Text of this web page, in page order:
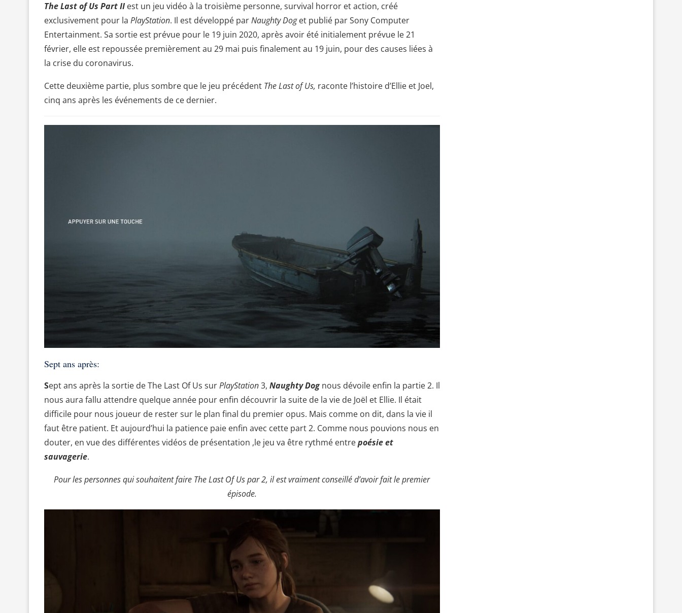
The Last of Us Part IIest un jeu vidéo à la troisième personne, survival horror et action, créé
exclusivement pour la PlayStation. Il est développé parNaughty Doget publié par Sony Computer
Entertainment. Sa sortie est prévue pour le 19 juin 2020, après avoir été initialement prévue le 21
février, elle est repoussée premièrement au 29 mai puis finalement au 19 juin, pour des causes liées à
la crise du coronavirus.
Cette deuxième partie, plus sombre que le jeu précédent The Last of Us, raconte l’histoire d’Ellie et Joel,
cinq ans après les événements de ce dernier.
Sept ans après:
Sept ans après la sortie de The Last Of Us surPlayStation3, Naughty Dog nous dévoile enfin la partie 2. Il
nous aura fallu attendre quelque année pour enfin découvrir la suite de la vie de Joël et Ellie. Il était
difficile pour nous joueur de rester sur le plan final du premier opus. Mais comme on dit, dans la vie il
faut être patient. Et aujourd’hui la patience paie enfin avec cette part 2. Comme nous pouvions nous en
douter, en vue des différentes vidéos de présentation ,le jeu va être rythmé entrepoésie et
sauvagerie.
Pour les personnes qui souhaitent faire The Last Of Us par 2, il est vraiment conseillé d’avoir fait le premier
épisode.